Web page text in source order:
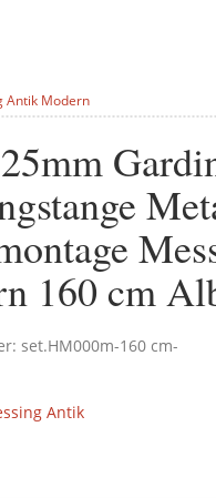
Antik Modern
160 cm
set.HM000m-160 cm-
Antik